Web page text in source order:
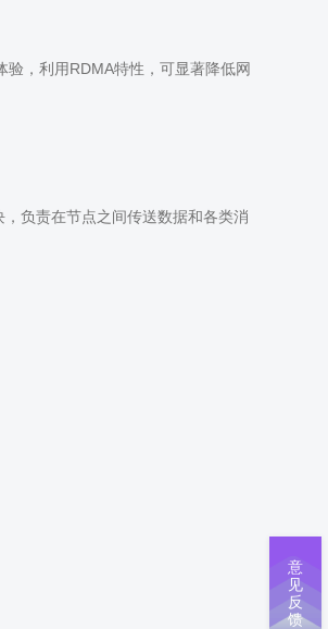
，利用RDMA特性，可显著降低网
负责在节点之间传送数据和各类消
意
见
反
馈